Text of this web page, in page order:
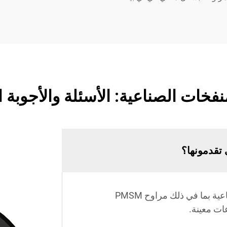
الصناعية: الأسئلة والأجوبة
تقدمونها؟
يتم تقديم مجموعة متنوعة من المراوح الصناعية بما في ذلك مراوح PMSM